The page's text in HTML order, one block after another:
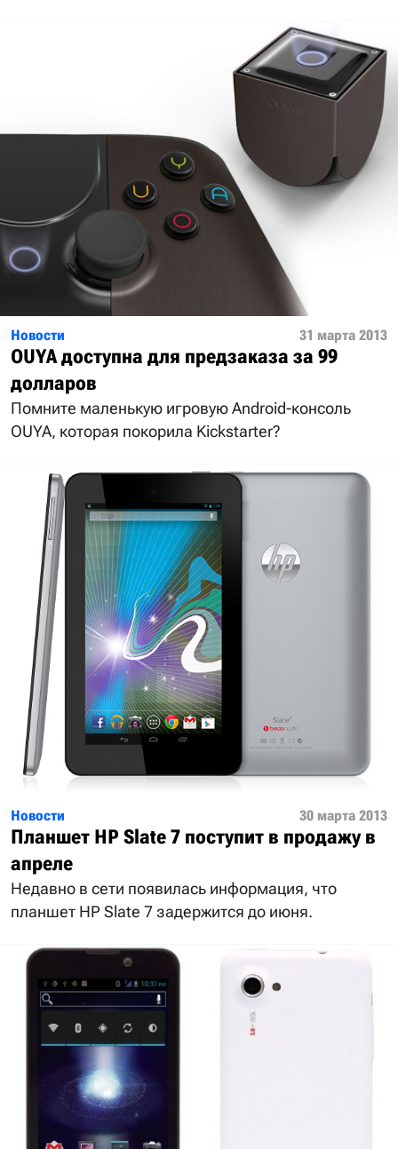
Новости 31 марта 2013
OUYA доступна для предзаказа за 99
долларов
Помните маленькую игровую Android-консоль
OUYA, которая покорила Kickstarter?
Новости 30 марта 2013
Планшет HP Slate 7 поступит в продажу в
апреле
Недавно в сети появилась информация, что
планшет HP Slate 7 задержится до июня.